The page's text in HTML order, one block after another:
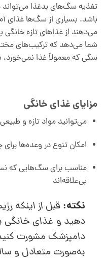
تغذیه سگ‌های بدغذا می‌تواند
باشد. بسیاری از سگ‌ها غذای
می‌دهند از غذاهای تازه خانگی
شما می‌دهد که ترکیب‌های
سگی که معمولاً غذا نمی‌خورد،
مزایای غذای خانگی
می‌توانید مواد تازه و
امکان تنوع در وعده‌ها برای
مناسب برای سگ‌هایی که
بی‌علاقه‌اند
نکته: قبل از اینکه
دهید و غذای خانگی
دامپزشک مشورت
به‌صورت متعادل و